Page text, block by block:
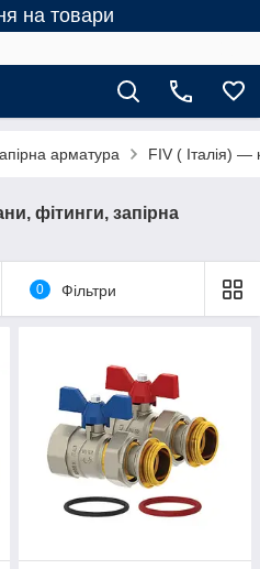
на товари
арматура FIV ( Італія) —
фітинги, запірна
0 Фільтри